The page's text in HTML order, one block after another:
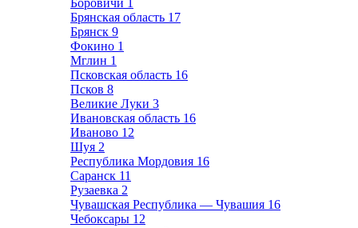
Боровичи 1
Брянская область 17
Брянск 9
Фокино 1
Мглин 1
Псковская область 16
Псков 8
Великие Луки 3
Ивановская область 16
Иваново 12
Шуя 2
Республика Мордовия 16
Саранск 11
Рузаевка 2
Чувашская Республика — Чувашия 16
Чебоксары 12